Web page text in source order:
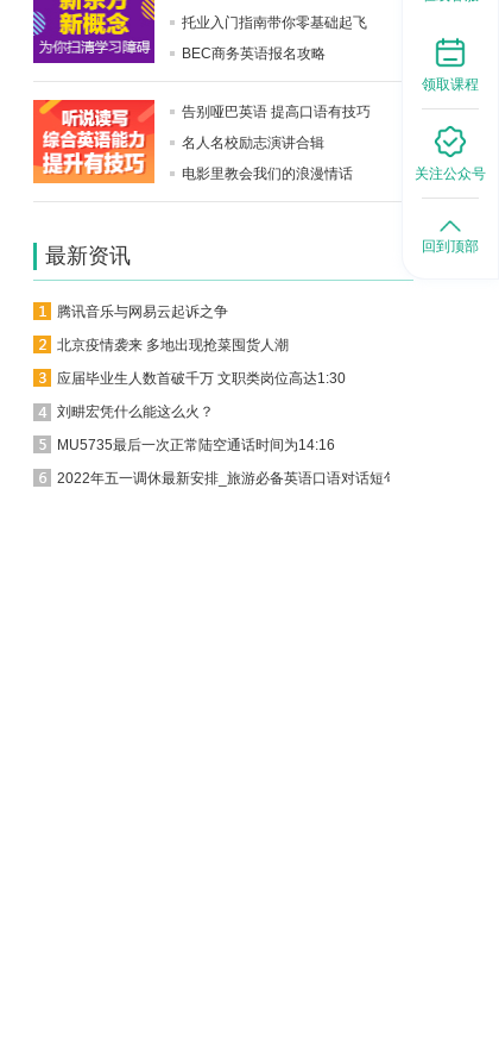
托业入门指南带你零基础起飞
BEC商务英语报名攻略
告别哑巴英语 提高口语有技巧
名人名校励志演讲合辑
电影里教会我们的浪漫情话
最新资讯
腾讯音乐与网易云起诉之争
北京疫情袭来 多地出现抢菜囤货人潮
应届毕业生人数首破千万 文职类岗位高达1:30
刘畊宏凭什么能这么火？
MU5735最后一次正常陆空通话时间为14:16
2022年五一调休最新安排_旅游必备英语口语对话短句
领取课程
关注公众号
回到顶部